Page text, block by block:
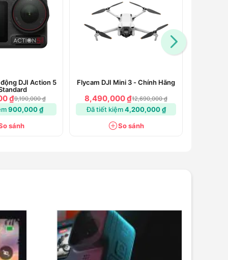
DJI Action 5
₫9,190,000 ₫
900,000 ₫
sánh
Flycam DJI Mini 3 - Chính Hãng
8,490,000 ₫12,690,000 ₫
Đã tiết kiệm4,200,000 ₫
So sánh